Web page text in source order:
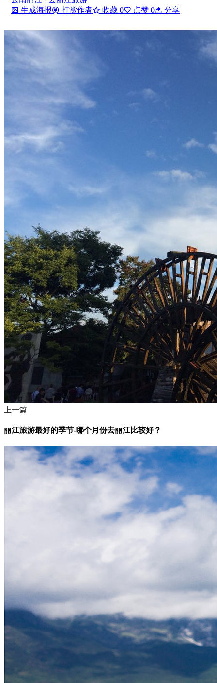
生成海报
打赏作者 收藏 0 点赞 0 分享
上一篇
丽江旅游最好的季节-哪个月份去丽江比较好？